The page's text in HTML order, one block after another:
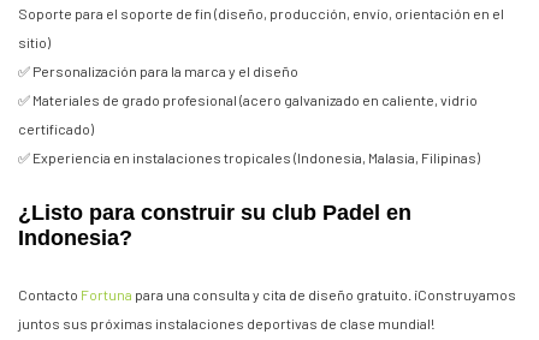
Soporte para el soporte de fin (diseño, producción, envío, orientación en el
sitio)
✅ Personalización para la marca y el diseño
✅ Materiales de grado profesional (acero galvanizado en caliente, vidrio
certificado)
✅ Experiencia en instalaciones tropicales (Indonesia, Malasia, Filipinas)
¿Listo para construir su club Padel en
Indonesia?
Contacto Fortuna para una consulta y cita de diseño gratuito. ¡Construyamos
juntos sus próximas instalaciones deportivas de clase mundial!